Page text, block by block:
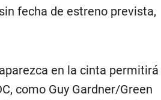
fecha de estreno prevista,
en la cinta permitirá
como Guy Gardner/Green